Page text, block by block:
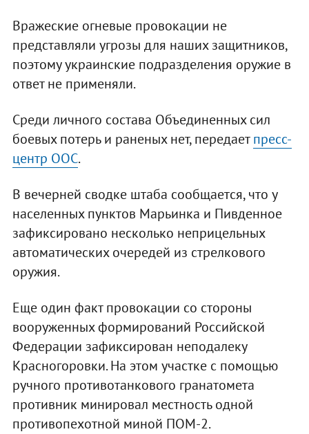
Вражеские огневые провокации не
представляли угрозы для наших защитников,
поэтому украинские подразделения оружие в
ответ не применяли.
Среди личного состава Объединенных сил
боевых потерь и раненых нет, передаетпресс-
центр ООС.
В вечерней сводке штаба сообщается, что у
населенных пунктов Марьинка и Пивденное
зафиксировано несколько неприцельных
автоматических очередей из стрелкового
оружия.
Еще один факт провокации со стороны
вооруженных формирований Российской
Федерации зафиксирован неподалеку
Красногоровки. На этом участке с помощью
ручного противотанкового гранатомета
противник минировал местность одной
противопехотной миной ПОМ-2.